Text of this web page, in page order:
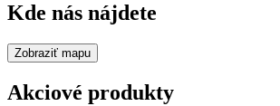
Kde nás nájdete
Zobraziť mapu
Akciové produkty